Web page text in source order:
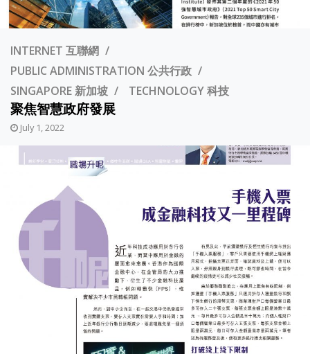
INTERNET 互聯網
PUBLIC ADMINISTRATION 公共行政
SINGAPORE 新加坡
TECHNOLOGY 科技
聚焦智慧政府發展
July 1, 2022